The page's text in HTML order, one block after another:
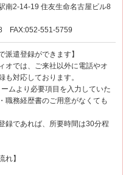
南2-14-19 住友生命名古屋ビル8
FAX:052-551-5759
派遣登録ができます】
オでは、ご来社以外に電話やオ
も対応しております。
ムより必要項目を入力していた
職務経歴書のご用意がなくても
録であれば、所要時間は30分程
れ】